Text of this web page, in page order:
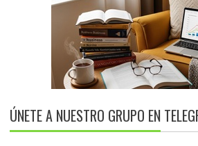
ÚNETE A NUESTRO GRUPO EN